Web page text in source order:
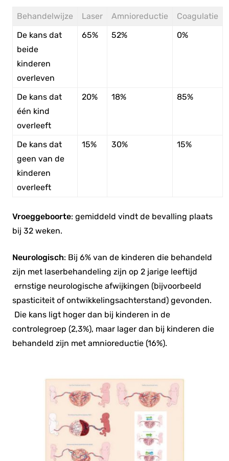
Behandelwijze Laser Amnioreductie
Coagulatie
De kans dat
beide
kinderen
overleven
65% 52% 0%
De kans dat
één kind
overleeft
20% 18% 85%
De kans dat
geen van de
kinderen
overleeft
15% 30% 15%
Vroeggeboorte: gemiddeld vindt de bevalling plaats
bij 32 weken.
Neurologisch: Bij 6% van de kinderen die behandeld
zijn met laserbehandeling zijn op 2 jarige leeftijd
ernstige neurologische afwijkingen (bijvoorbeeld
spasticiteit of ontwikkelingsachterstand) gevonden.
Die kans ligt hoger dan bij kinderen in de
controlegroep (2,3%), maar lager dan bij kinderen die
behandeld zijn met amnioreductie (16%).